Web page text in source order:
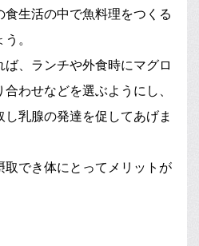
食生活の中で魚料理をつくる
。
、ランチや外食時にマグロ
わせなどを選ぶようにし、
乳腺の発達を促してあげま
取でき体にとってメリットが